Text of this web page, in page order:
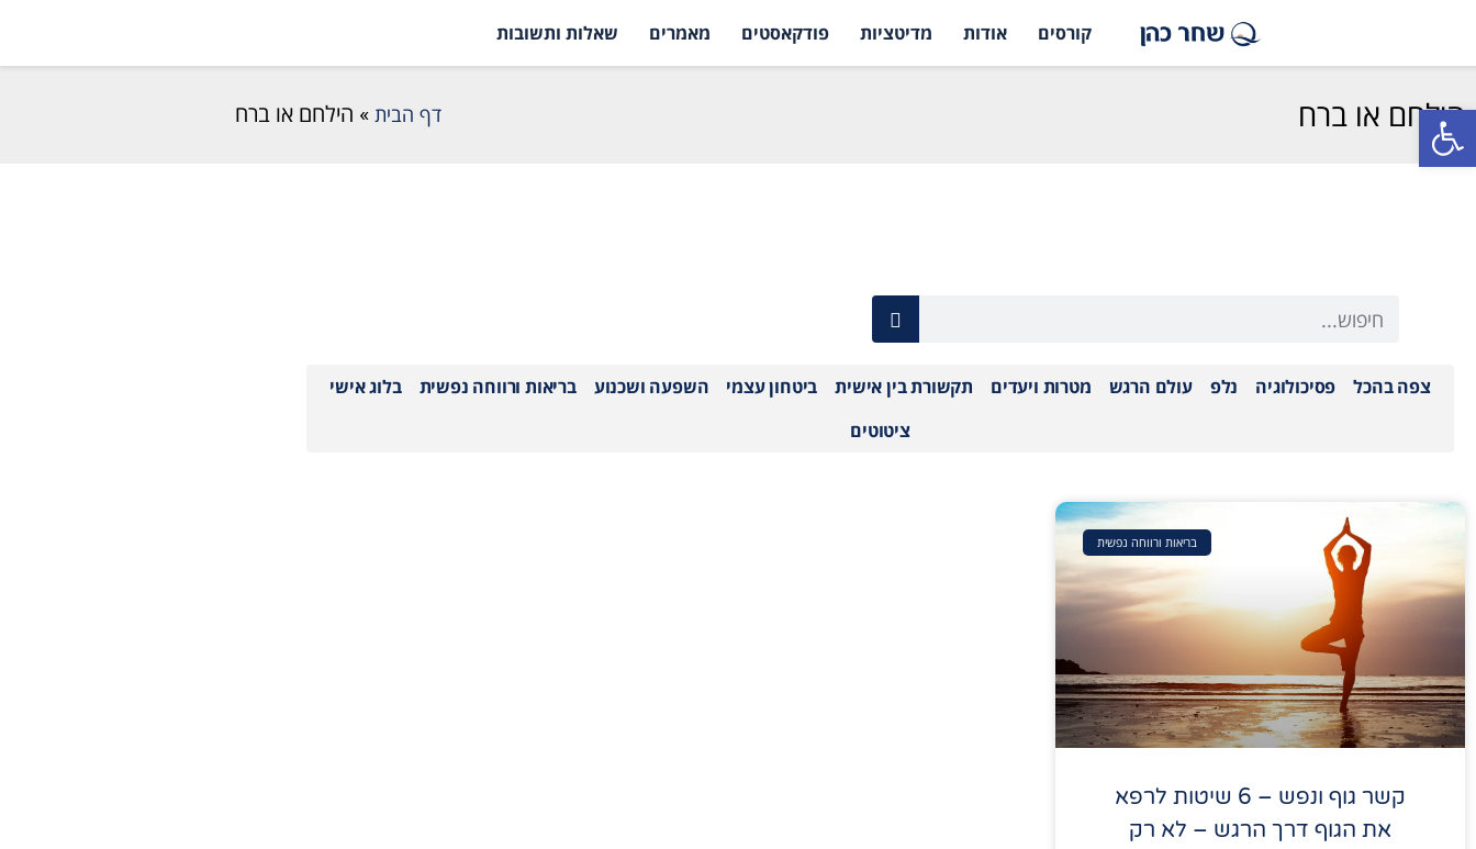
פתח סרגל נגישות
קורסים אודות מדיטציות פודקאסטים מאמרים שאלות ותשובות
הילחם או ברח דף הבית » הילחם או ברח
צפה בהכל פסיכולוגיה נלפ עולם הרגש מטרות ויעדים תקשורת בין אישית ביטחון עצמי השפעה ושכנוע בריאות ורווחה נפשית
בלוג אישי
ציטוטים
בריאות ורווחה נפשית
קשר גוף ונפש – 6 שיטות לרפא
את הגוף דרך הרגש – לא רק